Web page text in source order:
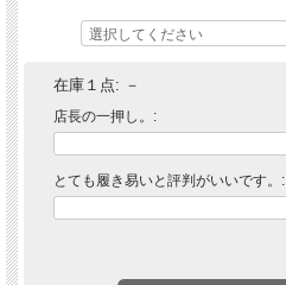
在庫１点: －
店長の一押し。:
とても履き易いと評判がいいです。: